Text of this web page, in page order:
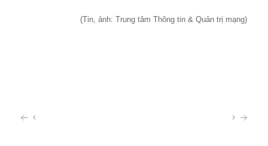
(Tin, ảnh: Trung tâm Thông tin & Quản trị mạng)
‹ ›